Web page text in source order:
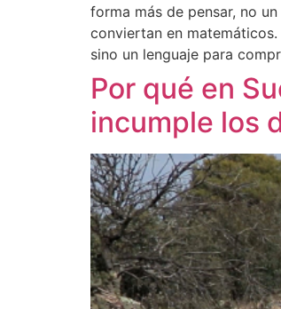
forma más de pensar, no
conviertan en
sino un lenguaje para
Por qué en
incumple los